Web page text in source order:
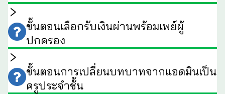
ขั้นตอนเลือกรับเงินผ่านพร้อมเพย์ผู้
ปกครอง
ขั้นตอนการเปลี่ยนบทบาทจากแอดมินเป็น
ครูประจำชั้น